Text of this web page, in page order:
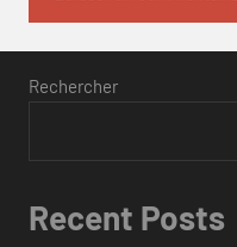
Rechercher
Recent Posts